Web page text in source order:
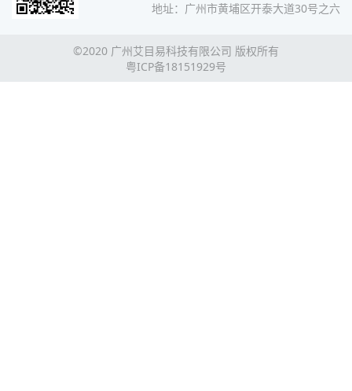
地址：广州市黄埔区开泰大道30号之六
©2020 广州艾目易科技有限公司 版权所有
粤ICP备18151929号